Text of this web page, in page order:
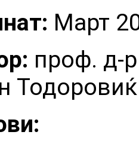
Март
проф. д-
Тодоровиќ